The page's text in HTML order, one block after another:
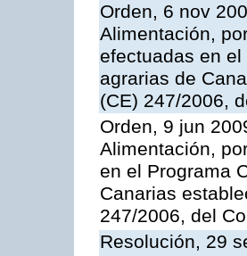
Orden, 6 nov
Alimentación,
efectuadas en
agrarias de
(CE) 247/2006,
Orden, 9 jun
Alimentación,
en el Programa
Canarias
247/2006, del
Resolución, 29